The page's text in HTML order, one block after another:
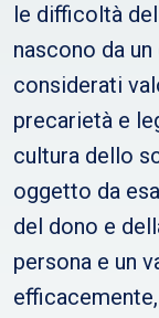
le difficoltà
nascono da
considerati
precarietà e
cultura dello
oggetto da
del dono e
persona e un